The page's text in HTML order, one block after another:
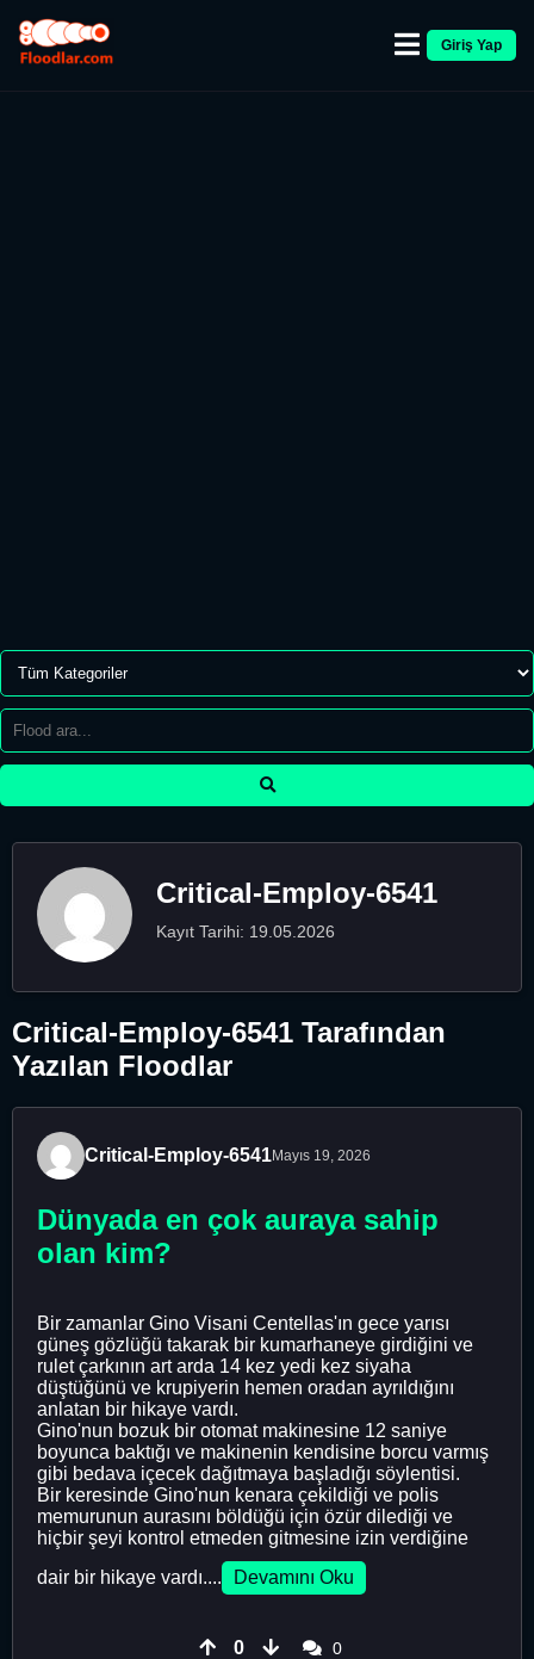
Giriş Yap
Critical-Employ-6541
Kayıt Tarihi: 19.05.2026
Critical-Employ-6541 Tarafından
Yazılan Floodlar
Critical-Employ-6541Mayıs 19, 2026
Dünyada en çok auraya sahip
olan kim?
Bir zamanlar Gino Visani Centellas'ın gece yarısı
güneş gözlüğü takarak bir kumarhaneye girdiğini ve
rulet çarkının art arda 14 kez yedi kez siyaha
düştüğünü ve krupiyerin hemen oradan ayrıldığını
anlatan bir hikaye vardı.
Gino'nun bozuk bir otomat makinesine 12 saniye
boyunca baktığı ve makinenin kendisine borcu varmış
gibi bedava içecek dağıtmaya başladığı söylentisi.
Bir keresinde Gino'nun kenara çekildiği ve polis
memurunun aurasını böldüğü için özür dilediği ve
hiçbir şeyi kontrol etmeden gitmesine izin verdiğine
dair bir hikaye vardı....
Devamını Oku
0
0